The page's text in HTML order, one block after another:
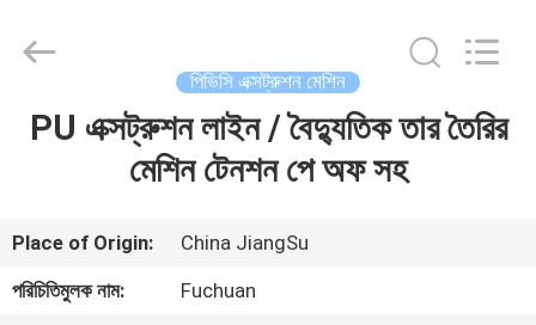
বাড়ি
ভিডিও
and
Mechanical
Rights
Reserved.
পিভিসি এক্সট্রুশন মেশিন
PU এক্সট্রুশন লাইন / বৈদ্যুতিক তার তৈরির
মেশিন টেনশন পে অফ সহ
Place of Origin:
China JiangSu
পরিচিতিমুলক নাম:
Fuchuan